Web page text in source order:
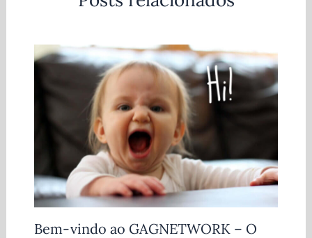
Bem-vindo ao GAGNETWORK – O